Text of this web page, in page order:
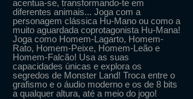
acentua-se, transformando-te em
diferentes animais... Joga com a
personagem clássica Hu-Mano ou como a
muito aguardada coprotagonista Hu-Mana!
Joga como Homem-Lagarto, Homem-
Rato, Homem-Peixe, Homem-Leão e
Homem-Falcão! Usa as suas
capacidades únicas e explora os
segredos de Monster Land! Troca entre o
grafismo e o áudio moderno e os de 8 bits
a qualquer altura, até a meio do jogo!